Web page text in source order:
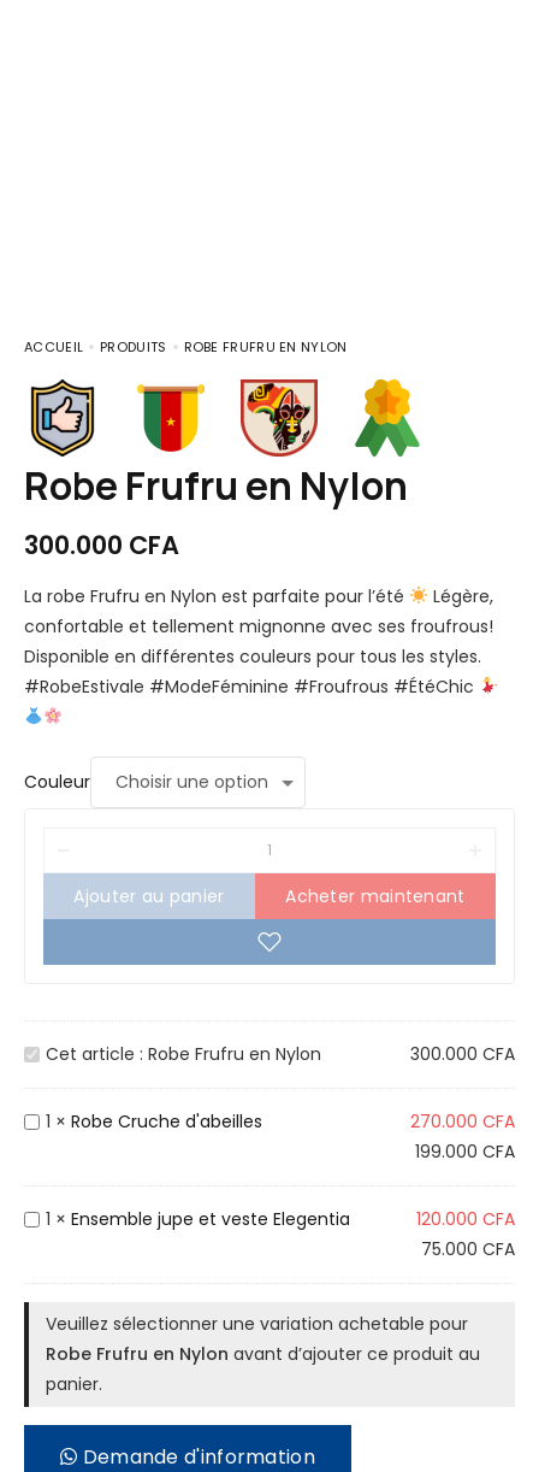
ACCUEIL PRODUITS ROBE FRUFRU EN NYLON
Robe Frufru en Nylon
300.000 CFA
La robe Frufru en Nylon est parfaite pour l’été
Légère,
confortable et tellement mignonne avec ses froufrous!
Disponible en différentes couleurs pour tous les styles.
#RobeEstivale #ModeFéminine #Froufrous #ÉtéChic
Couleur
Ajouter au panier Acheter maintenant
R
o
b
u
N
Cet article : Robe Frufru en Nylon 300.000 CFA
R
b
e
u
d
1 × Robe Cruche d'abeilles 270.000 CFA
199.000 CFA
E
s
e
e
1 × Ensemble jupe et veste Elegentia 120.000 CFA
75.000 CFA
Veuillez sélectionner une variation achetable pour
Robe Frufru en Nylon avant d’ajouter ce produit au
panier.
Demande d'information